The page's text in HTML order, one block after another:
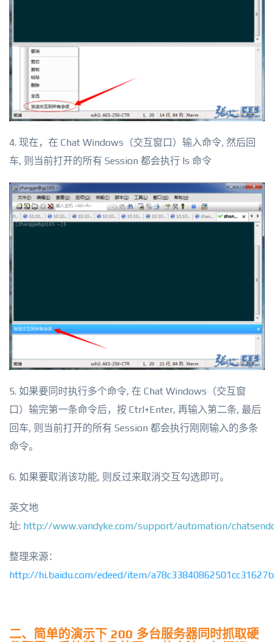
4. 现在，在 Chat Windows（交互窗口）输入命令, 然后回
车, 则当前打开的所有 Session 都会执行 ls 命令
5. 如果要同时执行多个命令, 在 Chat Windows（交互窗
口）输完第一条命令后，按 Ctrl+Enter, 再输入第二条, 最后
回车, 则当前打开的所有 Session 都会执行刚刚输入的多条
命令。
6. 如果要取消该功能, 则反过来取消交互勾选即可。
英文地
址: http://www.vandyke.com/support/automation/
整理来源：
http://hi.baidu.com/edeed/item/
二、简单的演示下 200 多台服务器同时抓取硬